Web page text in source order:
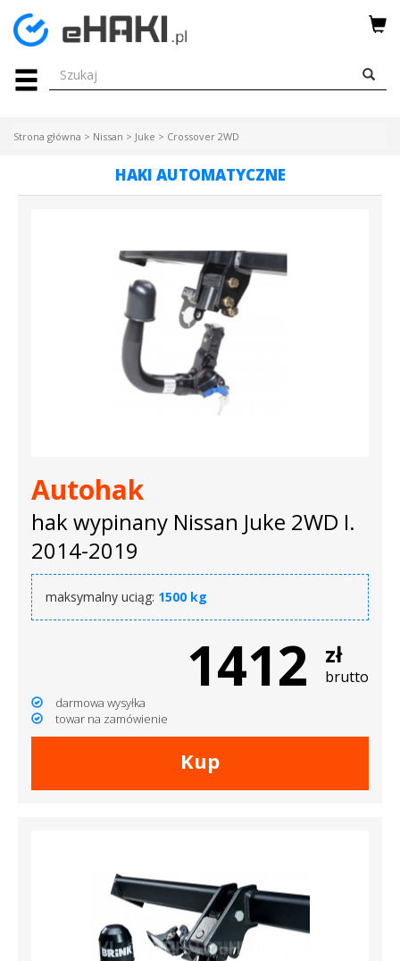
Menu
HAKI
WIĄZKI
SPORTOWE
Turystyka
Przyczepy
samochodowe
Strona główna > Nissan > Juke > Crossover 2WD
HAKI AUTOMATYCZNE
Autohak
hak wypinany Nissan Juke 2WD I.
2014-2019
maksymalny uciąg: 1500 kg
1412 zł
brutto
darmowa wysyłka
towar na zamówienie
Kup